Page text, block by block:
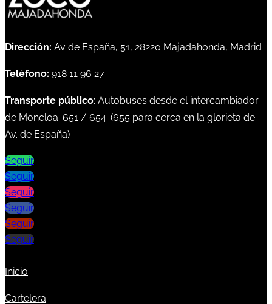
Dirección: Av de España, 51, 28220 Majadahonda, Madrid
Teléfono: 918 11 96 27
Transporte público: Autobuses desde el intercambiador
de Moncloa: 651 / 654. (655 para cerca en la glorieta de
Av. de España)
Seguir
Seguir
Seguir
Seguir
Seguir
Seguir
Inicio
Cartelera